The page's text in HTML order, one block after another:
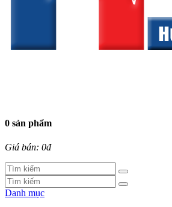
0 sản phẩm
Giá bán: 0đ
Danh mục